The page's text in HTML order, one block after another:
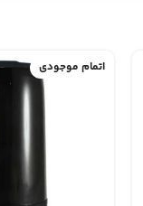
اتمام موجودی